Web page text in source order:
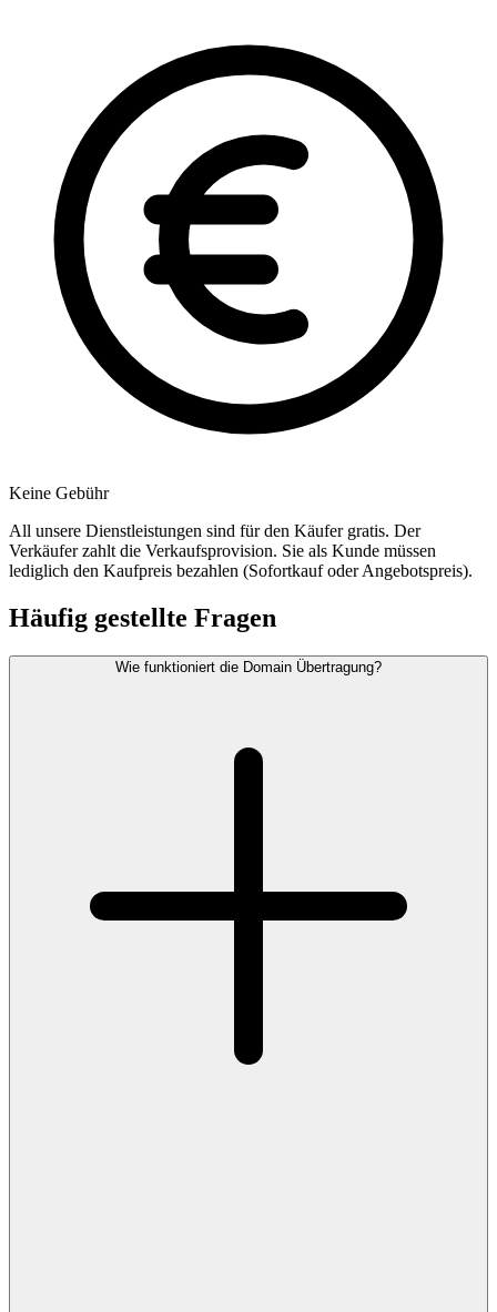
Keine Gebühr
All unsere Dienstleistungen sind für den Käufer gratis. Der
Verkäufer zahlt die Verkaufsprovision. Sie als Kunde müssen
lediglich den Kaufpreis bezahlen (Sofortkauf oder Angebotspreis).
Häufig gestellte Fragen
Wie funktioniert die Domain Übertragung?